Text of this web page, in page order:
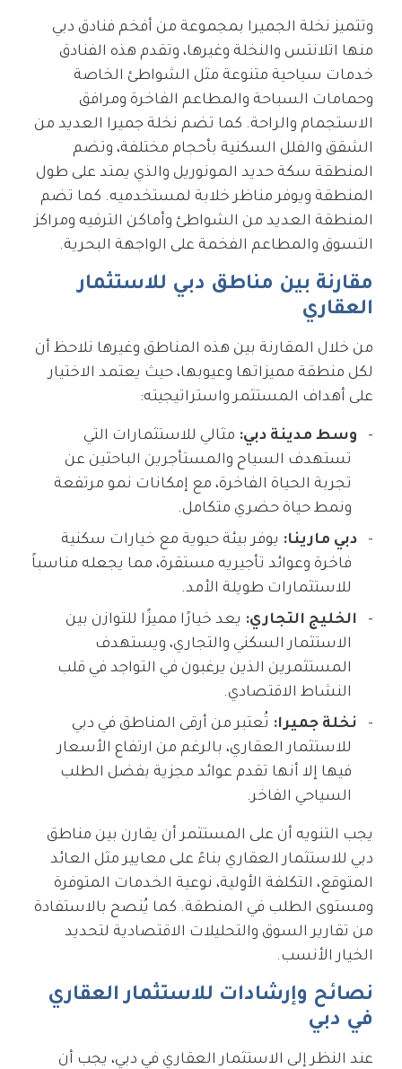
وتتميز نخلة الجميرا بمجموعة من أفخم فنادق دبي
منها اتلانتس والنخلة وغيرها، وتقدم هذه الفنادق
خدمات سياحية متنوعة مثل الشواطئ الخاصة
وحمامات السباحة والمطاعم الفاخرة ومرافق
الاستجمام والراحة. كما تضم نخلة جميرا العديد من
الشقق والفلل السكنية بأحجام مختلفة، وتضم
المنطقة سكة حديد المونوريل والذي يمتد على طول
المنطقة ويوفر مناظر خلابة لمستخدميه. كما تضم
المنطقة العديد من الشواطئ وأماكن الترفيه ومراكز
التسوق والمطاعم الفخمة على الواجهة البحرية.
مقارنة بين مناطق دبي للاستثمار
العقاري
من خلال المقارنة بين هذه المناطق وغيرها نلاحظ أن
لكل منطقة مميزاتها وعيوبها، حيث يعتمد الاختيار
على أهداف المستثمر واستراتيجيته:
وسط مدينة دبي: مثالي للاستثمارات التي
تستهدف السياح والمستأجرين الباحثين عن
تجربة الحياة الفاخرة، مع إمكانات نمو مرتفعة
ونمط حياة حضري متكامل.
دبي مارينا: يوفر بيئة حيوية مع خيارات سكنية
فاخرة وعوائد تأجيريه مستقرة، مما يجعله مناسباً
للاستثمارات طويلة الأمد.
الخليج التجاري: يعد خيارًا مميزًا للتوازن بين
الاستثمار السكني والتجاري، ويستهدف
المستثمرين الذين يرغبون في التواجد في قلب
النشاط الاقتصادي.
نخلة جميرا: تُعتبر من أرقى المناطق في دبي
للاستثمار العقاري، بالرغم من ارتفاع الأسعار
فيها إلا أنها تقدم عوائد مجزية بفضل الطلب
السياحي الفاخر.
يجب التنويه أن على المستثمر أن يقارن بين مناطق
دبي للاستثمار العقاري بناءً على معايير مثل العائد
المتوقع، التكلفة الأولية، نوعية الخدمات المتوفرة
ومستوى الطلب في المنطقة. كما يُنصح بالاستفادة
من تقارير السوق والتحليلات الاقتصادية لتحديد
الخيار الأنسب.
نصائح وإرشادات للاستثمار العقاري
في دبي
عند النظر إلى الاستثمار العقاري في دبي، يجب أن